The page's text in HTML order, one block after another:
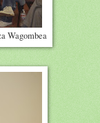
Wagombea